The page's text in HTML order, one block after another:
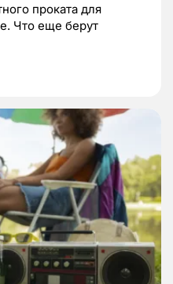
проката для
Что еще берут